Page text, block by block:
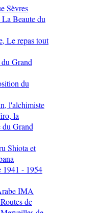
Sèvres
Beaute du
Le repas tout
Grand
du
l'alchimiste
la
du Grand
Shiota et
1941 - 1954
IMA
de